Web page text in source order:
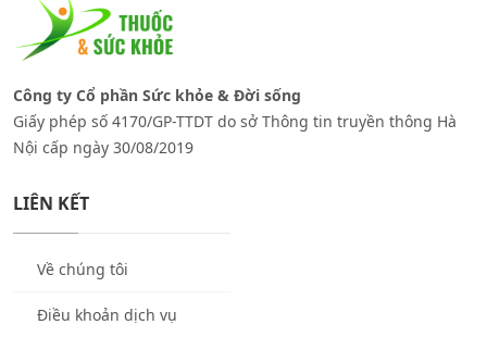
Công ty Cổ phần Sức khỏe & Đời sống
Giấy phép số 4170/GP-TTDT do sở Thông tin truyền thông Hà
Nội cấp ngày 30/08/2019
LIÊN KẾT
Về chúng tôi
Điều khoản dịch vụ